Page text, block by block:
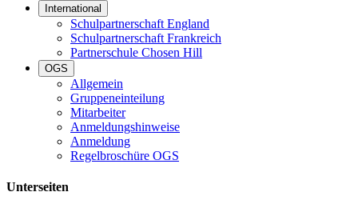
International
Schulpartnerschaft England
Schulpartnerschaft Frankreich
Partnerschule Chosen Hill
OGS
Allgemein
Gruppeneinteilung
Mitarbeiter
Anmeldungshinweise
Anmeldung
Regelbroschüre OGS
Unterseiten